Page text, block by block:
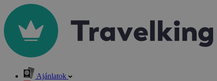
Ajánlatok